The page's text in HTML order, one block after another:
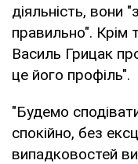
діяльність, вони
правильно". Крім
Василь Грицак
це його профіль".
"Будемо
спокійно, без
випадковостей